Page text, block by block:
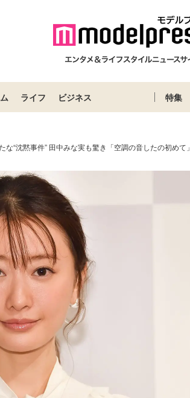
ライフ ビジネス 特集
な“沈黙事件” 田中みな実も驚き「空調の音したの初めて」